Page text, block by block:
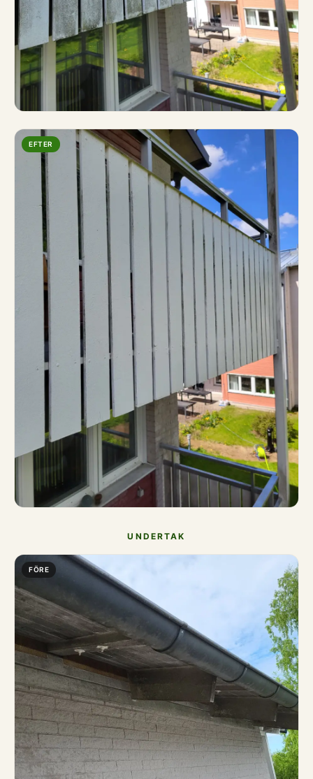
EFTER
UNDERTAK
FÖRE